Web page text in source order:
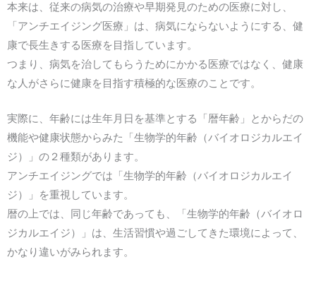
本来は、従来の病気の治療や早期発見のための医療に対し、
「アンチエイジング医療」は、病気にならないようにする、健
康で長生きする医療を目指しています。
つまり、病気を治してもらうためにかかる医療ではなく、健康
な人がさらに健康を目指す積極的な医療のことです。
実際に、年齢には生年月日を基準とする「暦年齢」とからだの
機能や健康状態からみた「生物学的年齢（バイオロジカルエイ
ジ）」の２種類があります。
アンチエイジングでは「生物学的年齢（バイオロジカルエイ
ジ）」を重視しています。
暦の上では、同じ年齢であっても、「生物学的年齢（バイオロ
ジカルエイジ）」は、生活習慣や過ごしてきた環境によって、
かなり違いがみられます。